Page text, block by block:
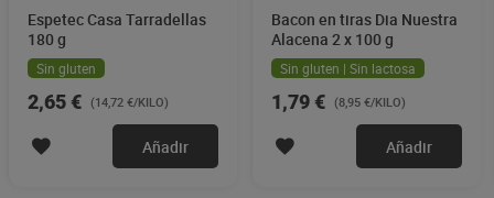
Espetec Casa Tarradellas
180 g
Sin gluten
2,65 € (14,72 €/KILO)
Añadir
Bacon en tiras Dia Nuestra
Alacena 2 x 100 g
Sin gluten | Sin lactosa
1,79 € (8,95 €/KILO)
Añadir